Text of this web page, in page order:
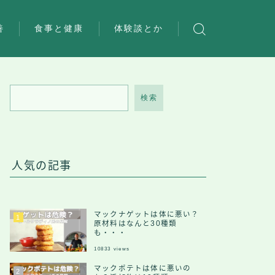
食事と健康 体験談とか
検索
人気の記事
マックナゲットは体に悪い？
原材料はなんと30種類
も・・・
10833 views
マックポテトは体に悪いの